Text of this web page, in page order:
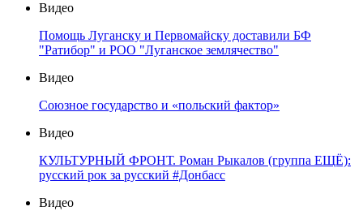
Видео
Помощь Луганску и Первомайску доставили БФ
"Ратибор" и РОО "Луганское землячество"
Видео
Союзное государство и «польский фактор»
Видео
КУЛЬТУРНЫЙ ФРОНТ. Роман Рыкалов (группа ЕЩЁ):
русский рок за русский #Донбасс
Видео